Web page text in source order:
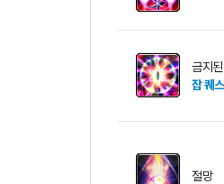
금지
잡 퀘
절망